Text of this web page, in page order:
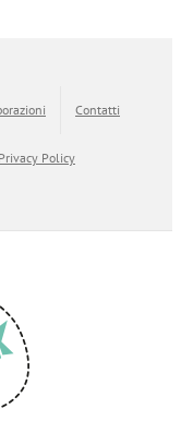
Contatti
Privacy Policy